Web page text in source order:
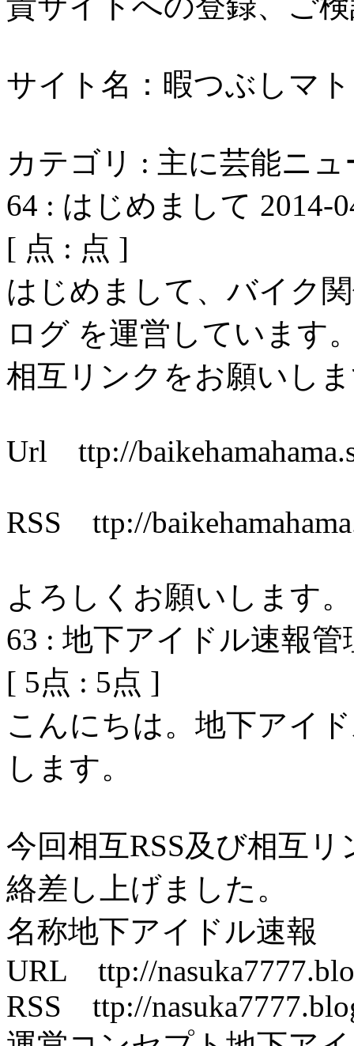
サイト名：暇つぶしマ
カテゴリ : 主に芸能ニ
64 : はじめまして 2014-
[ 点 : 点 ]
はじめまして、バイク
ログ を運営しています
相互リンクをお願いし
Url ttp://
RSS ttp://
よろしくお願いします。
63 : 地下アイドル速報管
[ 5点 : 5点 ]
こんにちは。地下アイ
します。
今回相互RSS及び相互
絡差し上げました。
名称地下アイドル速報
URL ttp://
RSS ttp://